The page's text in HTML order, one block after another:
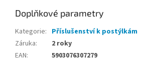
Doplňkové parametry
Kategorie: Příslušenství k postýlkám
Záruka:
2 roky
EAN: 5903076307279